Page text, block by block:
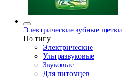
Электрические зубные щетки
По типу
Электрические
Ультразвуковые
Звуковые
Для питомцев